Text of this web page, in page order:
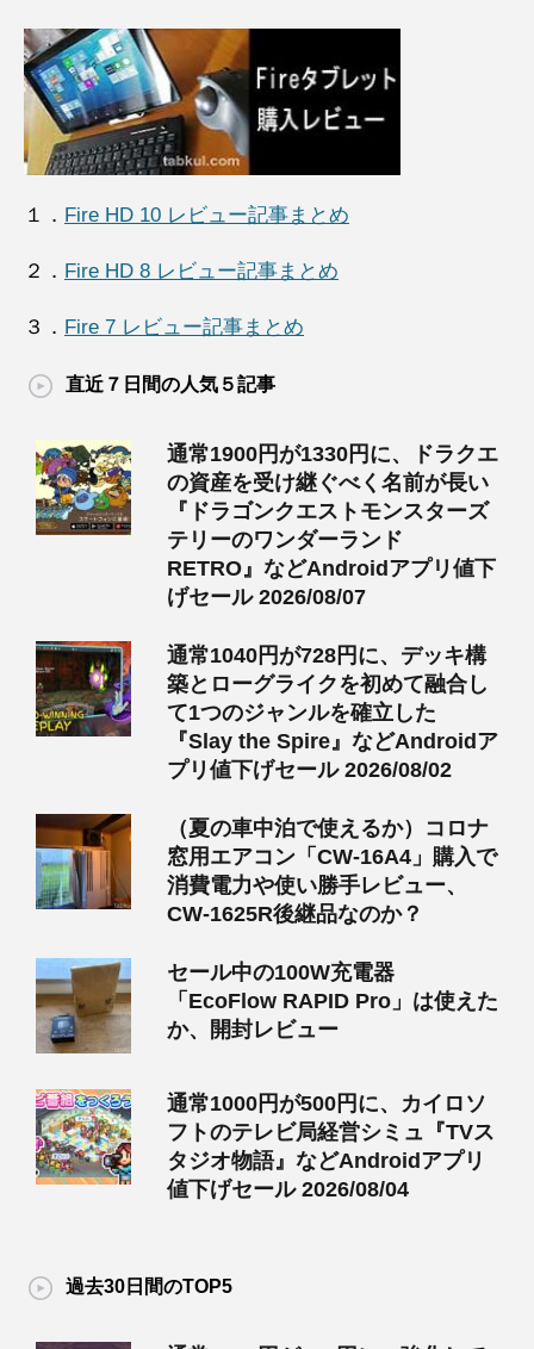
１． Fire HD 10 レビュー記事まとめ
２． Fire HD 8 レビュー記事まとめ
３． Fire 7 レビュー記事まとめ
直近７日間の人気５記事
通常1900円が1330円に、ドラクエ
の資産を受け継ぐべく名前が長い
『ドラゴンクエストモンスターズ
テリーのワンダーランド
RETRO』などAndroidアプリ値下
げセール 2026/08/07
通常1040円が728円に、デッキ構
築とローグライクを初めて融合し
て1つのジャンルを確立した
『Slay the Spire』などAndroidア
プリ値下げセール 2026/08/02
（夏の車中泊で使えるか）コロナ
窓用エアコン「CW-16A4」購入で
消費電力や使い勝手レビュー、
CW-1625R後継品なのか？
セール中の100W充電器
「EcoFlow RAPID Pro」は使えた
か、開封レビュー
通常1000円が500円に、カイロソ
フトのテレビ局経営シミュ『TVス
タジオ物語』などAndroidアプリ
値下げセール 2026/08/04
過去30日間のTOP5